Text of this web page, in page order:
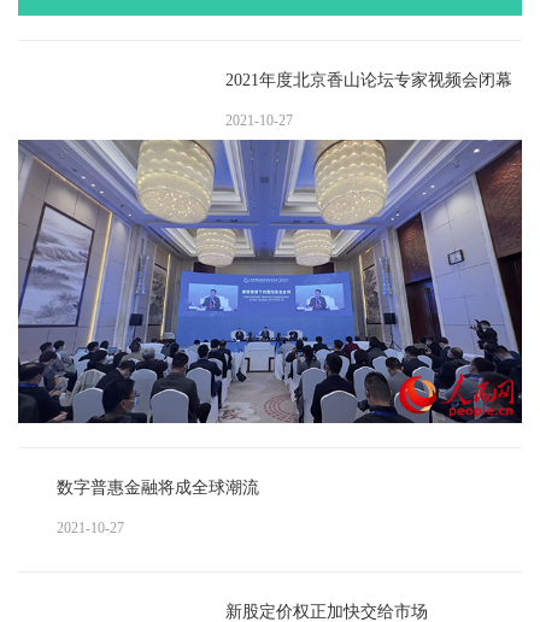
2021年度北京香山论坛专家视频会闭幕
2021-10-27
数字普惠金融将成全球潮流
2021-10-27
新股定价权正加快交给市场